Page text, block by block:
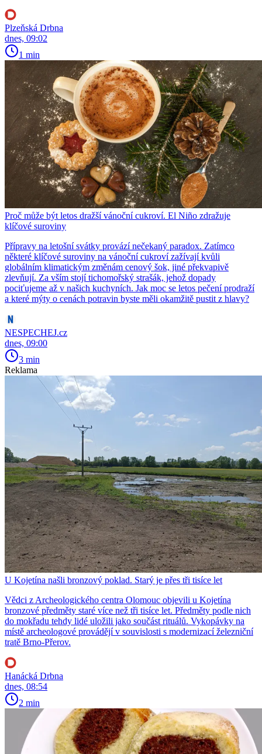
Plzeňská Drbna
dnes, 09:02
1 min
Proč může být letos dražší vánoční cukroví. El Niño zdražuje
klíčové suroviny
Přípravy na letošní svátky provází nečekaný paradox. Zatímco
některé klíčové suroviny na vánoční cukroví zažívají kvůli
globálním klimatickým změnám cenový šok, jiné překvapivě
zlevňují. Za vším stojí tichomořský strašák, jehož dopady
pociťujeme až v našich kuchyních. Jak moc se letos pečení prodraží
a které mýty o cenách potravin byste měli okamžitě pustit z hlavy?
NESPECHEJ.cz
dnes, 09:00
3 min
Reklama
U Kojetína našli bronzový poklad. Starý je přes tři tisíce let
Vědci z Archeologického centra Olomouc objevili u Kojetína
bronzové předměty staré více než tři tisíce let. Předměty podle nich
do mokřadu tehdy lidé uložili jako součást rituálů. Vykopávky na
místě archeologové provádějí v souvislosti s modernizací železniční
tratě Brno-Přerov.
Hanácká Drbna
dnes, 08:54
2 min